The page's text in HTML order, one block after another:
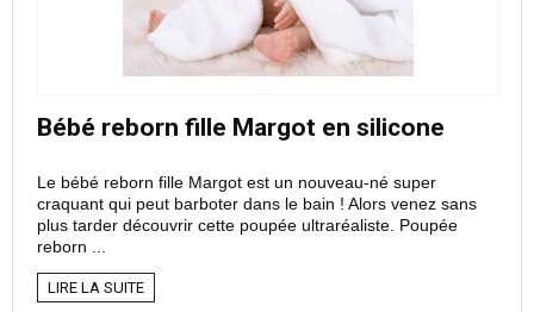
Bébé reborn fille Margot en silicone
Le bébé reborn fille Margot est un nouveau-né super
craquant qui peut barboter dans le bain ! Alors venez sans
plus tarder découvrir cette poupée ultraréaliste. Poupée
reborn ...
LIRE LA SUITE